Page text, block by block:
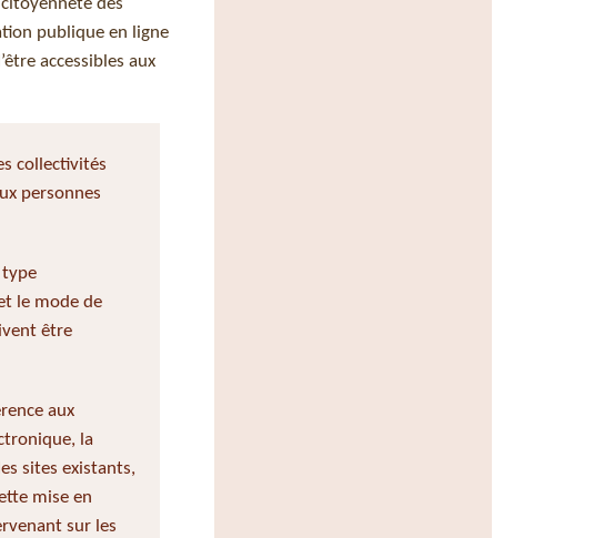
publique en ligne
accessibles aux
collectivités
personnes
type
le mode de
être
aux
la
sites existants,
mise en
sur les